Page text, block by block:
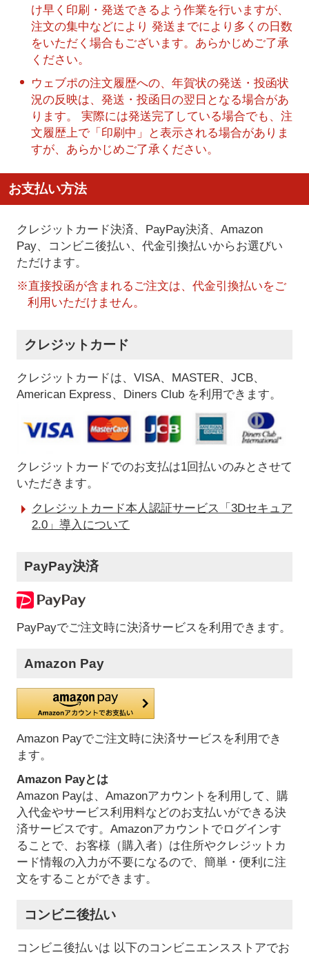
け早く印刷・発送できるよう作業を行いますが、
注文の集中などにより 発送までにより多くの日数
をいただく場合もございます。あらかじめご了承
ください。
ウェブポの注文履歴への、年賀状の発送・投函状
況の反映は、発送・投函日の翌日となる場合があ
ります。 実際には発送完了している場合でも、注
文履歴上で「印刷中」と表示される場合がありま
すが、あらかじめご了承ください。
お支払い方法
クレジットカード決済、PayPay決済、Amazon
Pay、コンビニ後払い、代金引換払いからお選びい
ただけます。
※直接投函が含まれるご注文は、代金引換払いをご
利用いただけません。
クレジットカード
クレジットカードは、VISA、MASTER、JCB、
American Express、Diners Club を利用できます。
クレジットカードでのお支払は1回払いのみとさせて
いただきます。
クレジットカード本人認証サービス「3Dセキュア
2.0」導入について
PayPay決済
PayPayでご注文時に決済サービスを利用できます。
Amazon Pay
Amazon Payでご注文時に決済サービスを利用でき
ます。
Amazon Payとは
Amazon Payは、Amazonアカウントを利用して、購
入代金やサービス利用料などのお支払いができる決
済サービスです。Amazonアカウントでログインす
ることで、お客様（購入者）は住所やクレジットカ
ード情報の入力が不要になるので、簡単・便利に注
文をすることができます。
コンビニ後払い
コンビニ後払いは 以下のコンビニエンスストアでお